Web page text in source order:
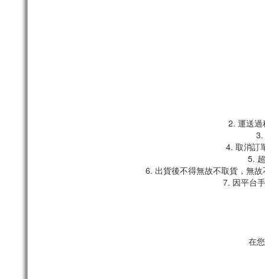
2. 運送過
3.
4. 取消訂
5.
6. 出貨後不得無故不取貨，無
7. 因平台
在